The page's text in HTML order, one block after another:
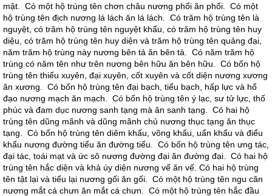
mật. Có một hộ trùng tên chơn châu nương phổi ăn phổi. Có một
hộ trùng tên địch nương lá lách ăn lá lách. Có trăm hộ trùng tên là
nguyệt, có trăm hộ trùng tên nguyệt khẩu, có trăm hộ trùng tên huy
diệu, có trăm hộ trùng tên huy diện và trăm hộ trùng tên quảng đại,
năm trăm hộ trùng này nương bên tả ăn bên tả. Có năm trăm hộ
trùng có năm tên như trên nương bên hữu ăn bên hữu. Có bốn hộ
trùng tên thiểu xuyên, đại xuyên, cốt xuyên và cốt diện nương xương
ăn xương. Có bốn hộ trùng tên đại bạch, tiểu bạch, hấp lực và hổ
đạo nương mạch ăn mạch. Có bốn hộ trùng tên ý lạc, sư tử lực, thố
phúc và đam dục nương sanh tạng mà ăn sanh tạng. Có hai hộ
trùng tên dũng mãnh và dũng mãnh chủ nương thục tạng ăn thục
tạng. Có bốn hộ trùng tên diêm khẩu, võng khẩu, uẩn khẩu và điểu
khẩu nương đường tiểu ăn đường tiểu. Có bốn hộ trùng tên ưng tác,
đại tác, toái mạt và ức sô nương đường đại ăn đường đại. Có hai hộ
trùng tên hắc diện và khả úy diện nương vế ăn vế. Có hai hộ trùng
tên tật lại và tiểu lại nương gối ăn gối. Có một hộ trùng tên ngu căn
nương mắt cá chưn ăn mắt cá chưn. Có một hộ trùng tên hắc đầu